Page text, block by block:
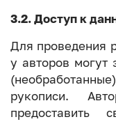
3.2. Доступ к
Для проведения
у авторов могут
рукописи.
предоставить